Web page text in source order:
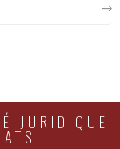
JURIDIQUE